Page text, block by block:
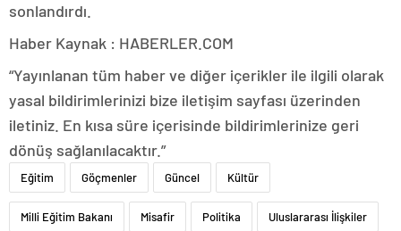
sonlandırdı.
Haber Kaynak : HABERLER.COM
“Yayınlanan tüm haber ve diğer içerikler ile ilgili olarak
yasal bildirimlerinizi bize iletişim sayfası üzerinden
iletiniz. En kısa süre içerisinde bildirimlerinize geri
dönüş sağlanılacaktır.”
Eğitim Göçmenler Güncel Kültür
Milli Eğitim Bakanı Misafir Politika Uluslararası İlişkiler